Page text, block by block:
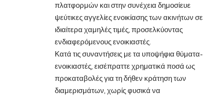
πλατφορμών και στην συνέχεια δημοσίευε
ψεύτικες αγγελίες ενοικίασης των ακινήτων σε
ιδιαίτερα χαμηλές τιμές, προσελκύοντας
ενδιαφερόμενους ενοικιαστές.
Κατά τις συναντήσεις με τα υποψήφια θύματα-
ενοικιαστές, εισέπραττε χρηματικά ποσά ως
προκαταβολές για τη δήθεν κράτηση των
διαμερισμάτων, χωρίς φυσικά να